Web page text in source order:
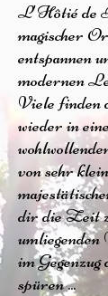
L'Hôtié de
magischer
entspannen
modernen
Viele finden
wieder in
von sehr
dir die Zeit
umliegenden
im
spüren ...